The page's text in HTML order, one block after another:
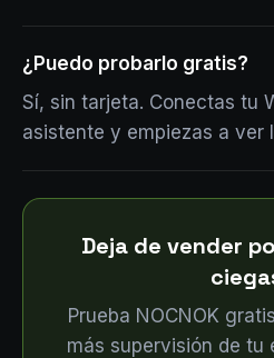
¿Puedo probarlo gratis?
Sí, sin tarjeta. Conectas tu
asistente y empiezas a ver
Deja de vender
Prueba NOCNOK
más supervisión de tu